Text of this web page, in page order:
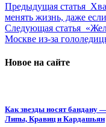
Предыдущая статья
менять жизнь, даже
Следующая статья
Москве из-за
Новое на сайте
Как звезды носят бандану
Липы, Кравиц и Кардашьян